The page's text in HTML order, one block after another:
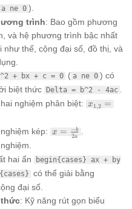
a ne 0 ).
trình: Bao gồm phương
và hệ phương trình bậc nhất
như thế, cộng đại số, đồ thị, và
+ bx + c = 0 ( a ne 0 ) có
biệt thức
Delta = b^2 - 4ac .
nghiệm phân biệt: x_{1,2} =
\frac{-b
x1,2 =
kép: x =
\frac{-
{2a}
x = 2a
−b
.
hai ẩn
begin{cases} ax + by
có thể giải bằng
đại số.
: Kỹ năng rút gọn biểu